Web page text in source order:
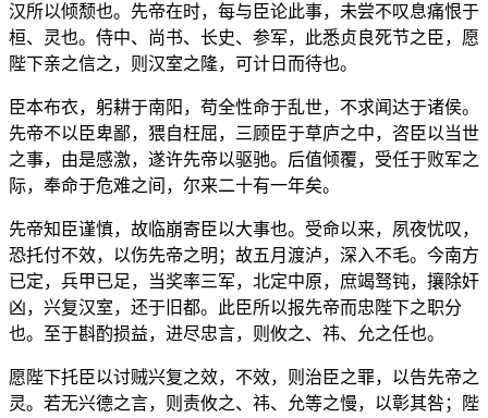
汉所以倾颓也。先帝在时，每与臣论此事，未尝不叹息痛恨于
桓、灵也。侍中、尚书、长史、参军，此悉贞良死节之臣，愿
陛下亲之信之，则汉室之隆，可计日而待也。
臣本布衣，躬耕于南阳，苟全性命于乱世，不求闻达于诸侯。
先帝不以臣卑鄙，猥自枉屈，三顾臣于草庐之中，咨臣以当世
之事，由是感激，遂许先帝以驱驰。后值倾覆，受任于败军之
际，奉命于危难之间，尔来二十有一年矣。
先帝知臣谨慎，故临崩寄臣以大事也。受命以来，夙夜忧叹，
恐托付不效，以伤先帝之明；故五月渡泸，深入不毛。今南方
已定，兵甲已足，当奖率三军，北定中原，庶竭驽钝，攘除奸
凶，兴复汉室，还于旧都。此臣所以报先帝而忠陛下之职分
也。至于斟酌损益，进尽忠言，则攸之、祎、允之任也。
愿陛下托臣以讨贼兴复之效，不效，则治臣之罪，以告先帝之
灵。若无兴德之言，则责攸之、祎、允等之慢，以彰其咎；陛